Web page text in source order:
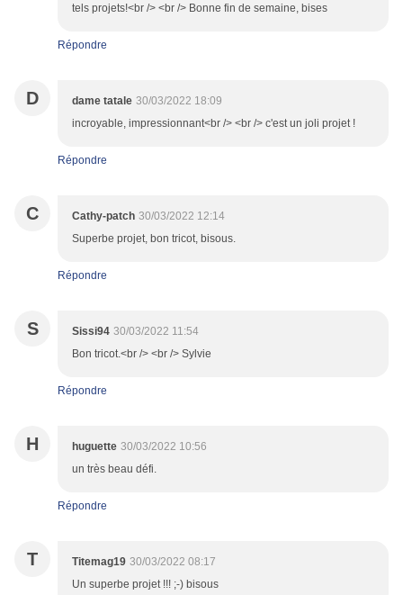
tels projets!<br /> <br /> Bonne fin de semaine, bises
Répondre
D dame tatale 30/03/2022 18:09
incroyable, impressionnant<br /> <br /> c'est un joli projet !
Répondre
C Cathy-patch 30/03/2022 12:14
Superbe projet, bon tricot, bisous.
Répondre
S Sissi94 30/03/2022 11:54
Bon tricot.<br /> <br /> Sylvie
Répondre
H huguette 30/03/2022 10:56
un très beau défi.
Répondre
T Titemag19 30/03/2022 08:17
Un superbe projet !!! ;-) bisous